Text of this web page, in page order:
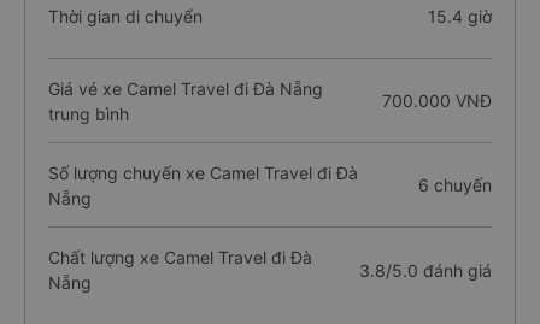
Thời gian di chuyển 15.4 giờ
Giá vé xe Camel Travel đi Đà Nẵng
trung bình
700.000 VNĐ
Số lượng chuyến xe Camel Travel đi Đà
Nẵng
6 chuyến
Chất lượng xe Camel Travel đi Đà
Nẵng
3.8/5.0 đánh giá